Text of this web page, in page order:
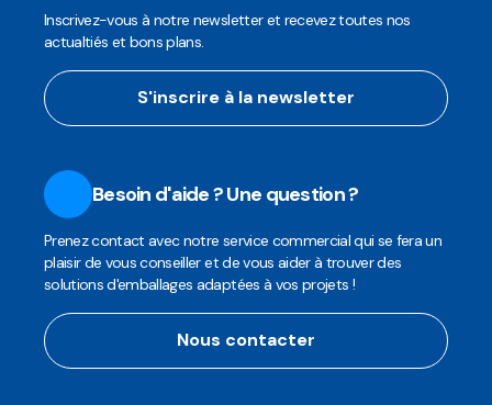
Inscrivez-vous à notre newsletter et recevez toutes nos
actualtiés et bons plans.
S'inscrire à la newsletter
Besoin d'aide ? Une question ?
Prenez contact avec notre service commercial qui se fera un
plaisir de vous conseiller et de vous aider à trouver des
solutions d'emballages adaptées à vos projets !
Nous contacter